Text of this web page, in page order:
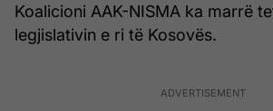
Koalicioni AAK-NISMA ka marrë
legjislativin e ri të Kosovës.